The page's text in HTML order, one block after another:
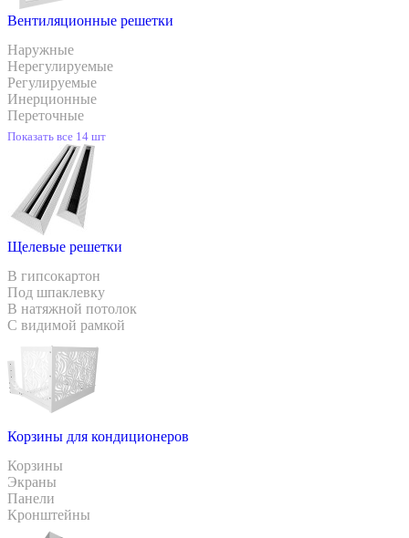
Вентиляционные решетки
Наружные
Нерегулируемые
Регулируемые
Инерционные
Переточные
Показать все 14 шт
Щелевые решетки
В гипсокартон
Под шпаклевку
В натяжной потолок
С видимой рамкой
Корзины для кондиционеров
Корзины
Экраны
Панели
Кронштейны